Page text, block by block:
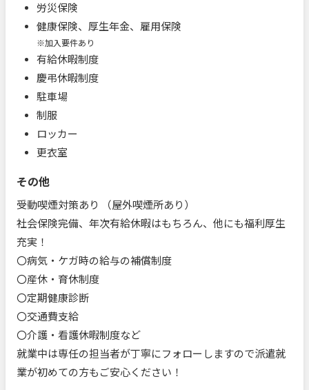
労災保険
健康保険、厚生年金、雇用保険
※加入要件あり
有給休暇制度
慶弔休暇制度
駐車場
制服
ロッカー
更衣室
その他
受動喫煙対策あり （屋外喫煙所あり）
社会保険完備、年次有給休暇はもちろん、他にも福利厚生
充実！
〇病気・ケガ時の給与の補償制度
〇産休・育休制度
〇定期健康診断
〇交通費支給
〇介護・看護休暇制度など
就業中は専任の担当者が丁寧にフォローしますので派遣就
業が初めての方もご安心ください！